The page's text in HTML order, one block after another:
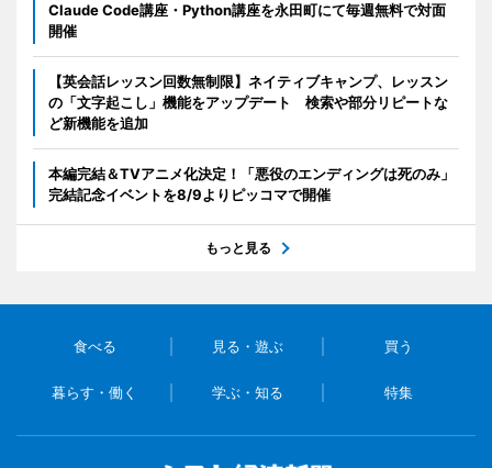
Claude Code講座・Python講座を永田町にて毎週無料で対面
開催
【英会話レッスン回数無制限】ネイティブキャンプ、レッスン
の「文字起こし」機能をアップデート 検索や部分リピートな
ど新機能を追加
本編完結＆TVアニメ化決定！「悪役のエンディングは死のみ」
完結記念イベントを8/9よりピッコマで開催
もっと見る
食べる 見る・遊ぶ 買う
暮らす・働く 学ぶ・知る 特集